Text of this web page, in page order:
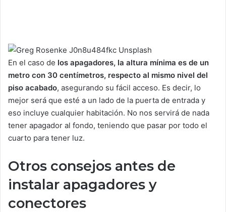
En el caso de los apagadores, la altura mínima es de un
metro con 30 centímetros, respecto al mismo nivel del
piso acabado, asegurando su fácil acceso. Es decir, lo
mejor será que esté a un lado de la puerta de entrada y
eso incluye cualquier habitación. No nos servirá de nada
tener apagador al fondo, teniendo que pasar por todo el
cuarto para tener luz.
Otros consejos antes de
instalar apagadores y
conectores